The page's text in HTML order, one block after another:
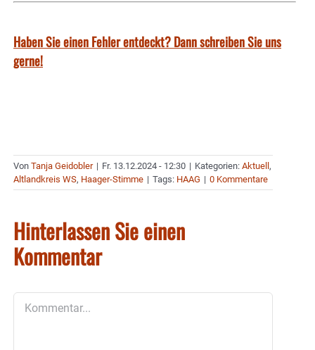
Haben Sie einen Fehler entdeckt? Dann schreiben Sie uns
gerne!
Von Tanja Geidobler | Fr. 13.12.2024 - 12:30 | Kategorien: Aktuell,
Altlandkreis WS, Haager-Stimme | Tags: HAAG | 0 Kommentare
Hinterlassen Sie einen
Kommentar